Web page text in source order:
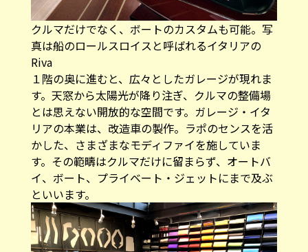
クルマだけでなく、ボートのカスタムも可能。写
真は船のロールスロイスと呼ばれるイタリアの
Riva
１階の奥に進むと、広々としたガレージが現れま
す。天窓から太陽光が降り注ぎ、クルマの整備場
とは思えない開放的な空間です。ガレージ・イタ
リアの本業は、改造車の製作。ラポのセンスを活
かした、さまざまなモディファイを施していま
す。その範疇はクルマだけに留まらず、オートバ
イ、ボート、プライベート・ジェットにまで及ぶ
といいます。